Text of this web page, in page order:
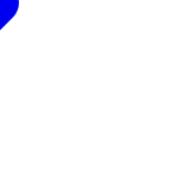
맞춤형 GPT 제작,
의 아이디어를 현